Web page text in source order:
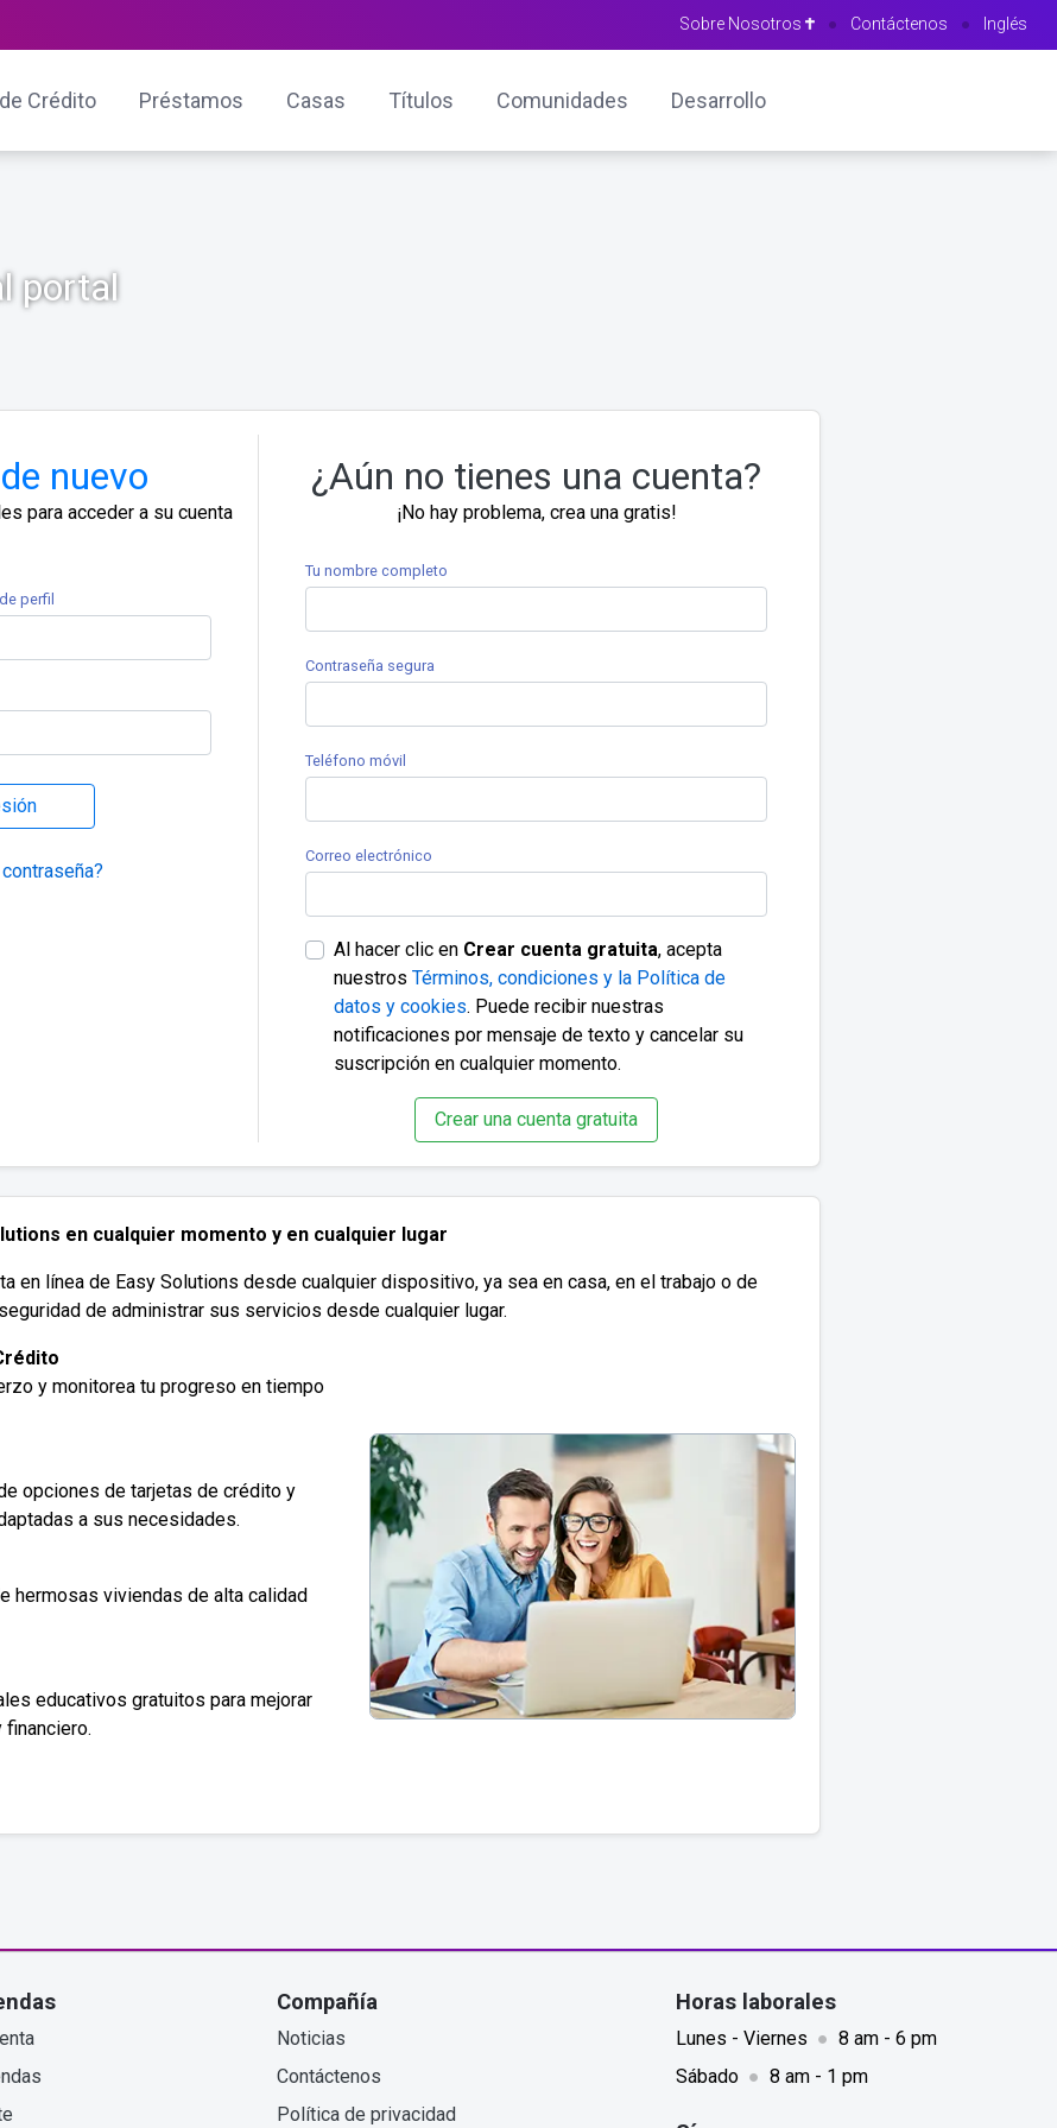
Sobre Nosotros ● Contáctenos ● Inglés
Crédito Préstamos Casas Títulos Comunidades Desarrollo
portal
nuevo
para acceder a su cuenta
perfil
¿Aún no tienes una cuenta?
¡No hay problema, crea una gratis!
Tu nombre completo
Contraseña segura
Teléfono móvil
Correo electrónico
Al hacer clic en Crear cuenta gratuita, acepta
nuestros Términos, condiciones y la Política de
datos y cookies. Puede recibir nuestras
notificaciones por mensaje de texto y cancelar su
suscripción en cualquier momento.
Crear una cuenta gratuita
en cualquier momento y en cualquier lugar
en línea de Easy Solutions desde cualquier dispositivo, ya sea en casa, en el trabajo o de
de administrar sus servicios desde cualquier lugar.
y monitorea tu progreso en tiempo
opciones de tarjetas de crédito y
a sus necesidades.
hermosas viviendas de alta calidad
educativos gratuitos para mejorar
Compañía
Noticias
Contáctenos
Política de privacidad
Horas laborales
Lunes - Viernes ● 8 am - 6 pm
Sábado ● 8 am - 1 pm